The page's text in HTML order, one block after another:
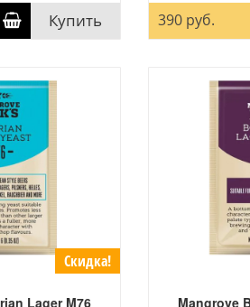
Купить 390 руб.
Скидка!
Lager M76 Mangrove